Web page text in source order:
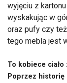
wyjęciu z
wyskakując w
oraz pufy czy
tego mebla jest
To kobiece
Poprzez historię